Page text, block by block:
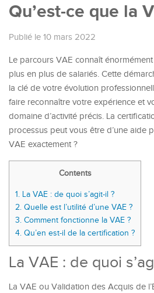
Qu’est-ce que la
Publié le 10 mars 2022
Le parcours VAE connaît
plus en plus de salariés. Cette
la clé de votre évolution
faire reconnaître votre expérience et
domaine d’activité précis. La
processus peut vous être d’une aide
VAE exactement ?
Contents
1. La VAE : de quoi s’agit-il ?
2. Quelle est l’utilité d’une VAE ?
3. Comment fonctionne la VAE ?
4. Qu’en est-il de la certification ?
La VAE : de quoi
La VAE ou Validation des Acquis de